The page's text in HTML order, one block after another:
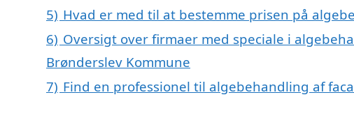
5) Hvad er med til at bestemme prisen på
6) Oversigt over firmaer med speciale i
Brønderslev Kommune
7) Find en professionel til algebehandling af